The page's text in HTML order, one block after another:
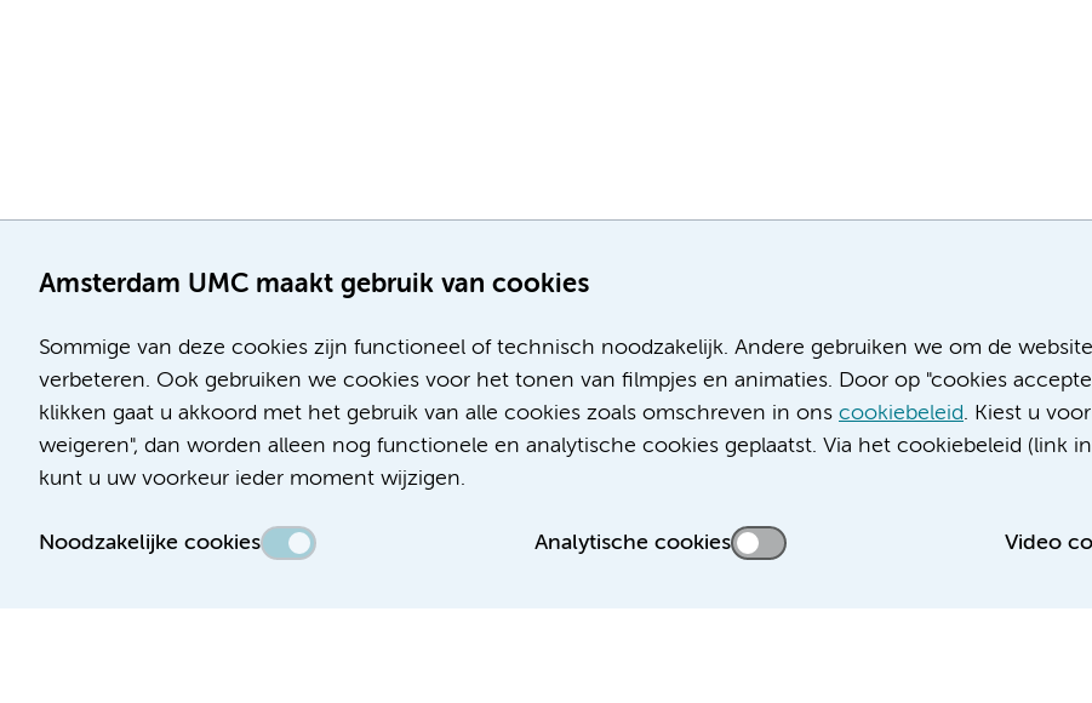
Amsterdam UMC maakt gebruik van cookies
Sommige van deze cookies zijn functioneel of technisch noodzakelijk. Andere gebruiken we om de
verbeteren. Ook gebruiken we cookies voor het tonen van filmpjes en animaties. Door op "cookies
klikken gaat u akkoord met het gebruik van alle cookies zoals omschreven in ons cookiebeleid. Kiest u
weigeren", dan worden alleen nog functionele en analytische cookies geplaatst. Via het cookiebeleid (link
kunt u uw voorkeur ieder moment wijzigen.
Noodzakelijke cookies Analytische cookies Video
Meibergdreef 9
1105 AZ Amsterdam
Telefoon:
De Boelelaan 1117
1081 HV Amsterdam
Telefoon:
Nieuws